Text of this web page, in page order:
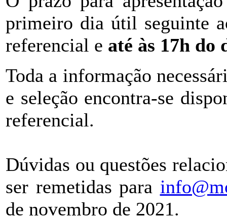
primeiro dia útil seguinte
referencial e até às 17h do
Toda a informação
e seleção encontra-se
referencial.
Dúvidas ou questões
ser remetidas para
de novembro de 2021.